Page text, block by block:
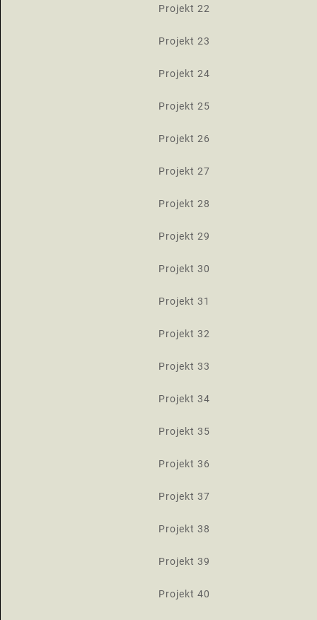
Projekt 22
Projekt 23
Projekt 24
Projekt 25
Projekt 26
Projekt 27
Projekt 28
Projekt 29
Projekt 30
Projekt 31
Projekt 32
Projekt 33
Projekt 34
Projekt 35
Projekt 36
Projekt 37
Projekt 38
Projekt 39
Projekt 40